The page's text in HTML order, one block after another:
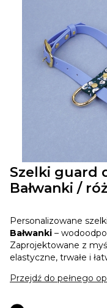
Szelki guard
Bałwanki /
Personalizowane
Bałwanki –
Zaprojektowane z
elastyczne, trwałe i
Przejdź do pełnego